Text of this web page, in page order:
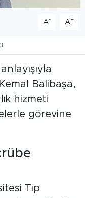
A- A+
Balibaşa,
hizmeti
görevine
Tıp